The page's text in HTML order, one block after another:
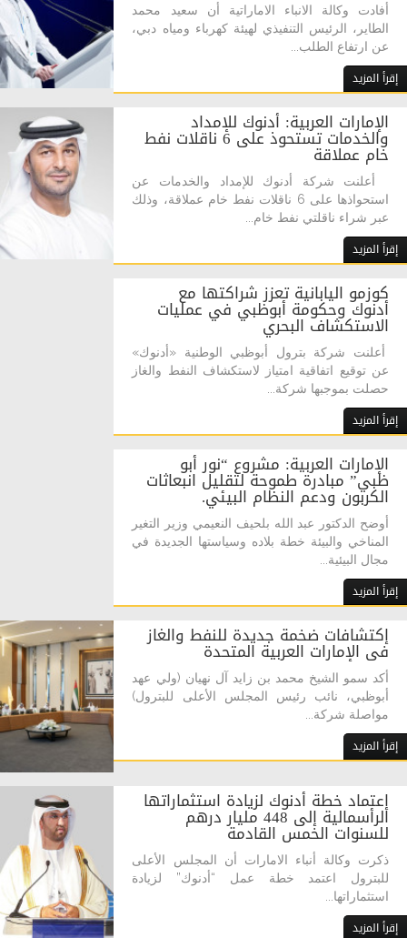
أفادت وكالة الانباء الاماراتية أن سعيد محمد
الطاير، الرئيس التنفيذي لهيئة كهرباء ومياه دبي،
عن ارتفاع الطلب...
إقرأ المزيد
الإمارات العربية: أدنوك للإمداد
والخدمات تستحوذ على 6 ناقلات نفط
خام عملاقة
أعلنت شركة أدنوك للإمداد والخدمات عن
استحواذها على 6 ناقلات نفط خام عملاقة، وذلك
عبر شراء ناقلتي نفط خام...
إقرأ المزيد
كوزمو اليابانية تعزز شراكتها مع
أدنوك وحكومة أبوظبي في عمليات
الاستكشاف البحري
أعلنت شركة بترول أبوظبي الوطنية «أدنوك»
عن توقيع اتفاقية امتياز لاستكشاف النفط والغاز
حصلت بموجبها شركة...
إقرأ المزيد
الإمارات العربية: مشروع “نور أبو
ظبي” مبادرة طموحة لتقليل انبعاثات
الكربون ودعم النظام البيئي.
أوضح الدكتور عبد الله بلحيف النعيمي وزير التغير
المناخي والبيئة خطة بلاده وسياستها الجديدة في
مجال البيئية...
إقرأ المزيد
إكتشافات ضخمة جديدة للنفط والغاز
فى الإمارات العربية المتحدة
أكد سمو الشيخ محمد بن زايد آل نهيان (ولي عهد
أبوظبي، نائب رئيس المجلس الأعلى للبترول)
مواصلة شركة...
إقرأ المزيد
إعتماد خطة أدنوك لزيادة استثماراتها
الرأسمالية إلى 448 مليار درهم
للسنوات الخمس القادمة
ذكرت وكالة أنباء الامارات أن المجلس الأعلى
للبترول اعتمد خطة عمل “أدنوك” لزيادة
استثماراتها...
إقرأ المزيد